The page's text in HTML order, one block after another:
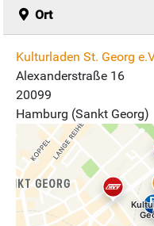
Ort
Kulturladen St. Georg
Alexanderstraße 16
20099
Hamburg (Sankt Georg)